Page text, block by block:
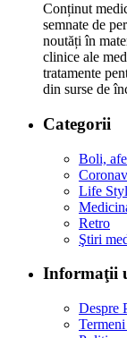
Conținut
semnate de
noutăți în
clinice ale
tratamente
din surse de
Categorii
Boli,
Life
Retro
Ştiri
Informaţii
Despre